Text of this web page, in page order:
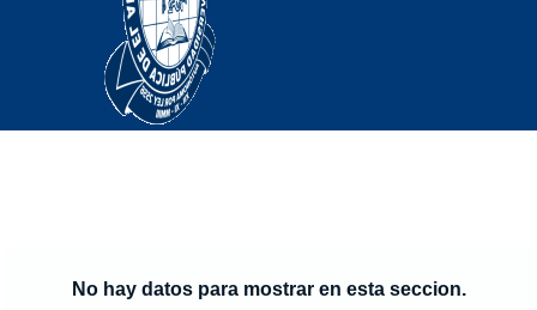
No hay datos para mostrar en esta seccion.